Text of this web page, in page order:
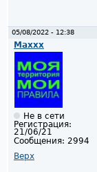
05/08/2022 - 12:38
Maxxx
Не в сети
Регистрация:
21/06/21
Сообщения: 2994
Верх